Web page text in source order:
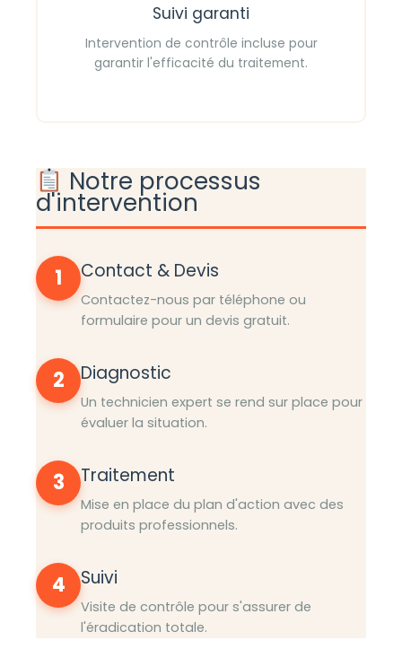
Suivi garanti
Intervention de contrôle incluse pour
garantir l'efficacité du traitement.
Notre processus
d'intervention
1 Contact & Devis
Contactez-nous par téléphone ou
formulaire pour un devis gratuit.
2 Diagnostic
Un technicien expert se rend sur place pour
évaluer la situation.
3 Traitement
Mise en place du plan d'action avec des
produits professionnels.
4 Suivi
Visite de contrôle pour s'assurer de
l'éradication totale.